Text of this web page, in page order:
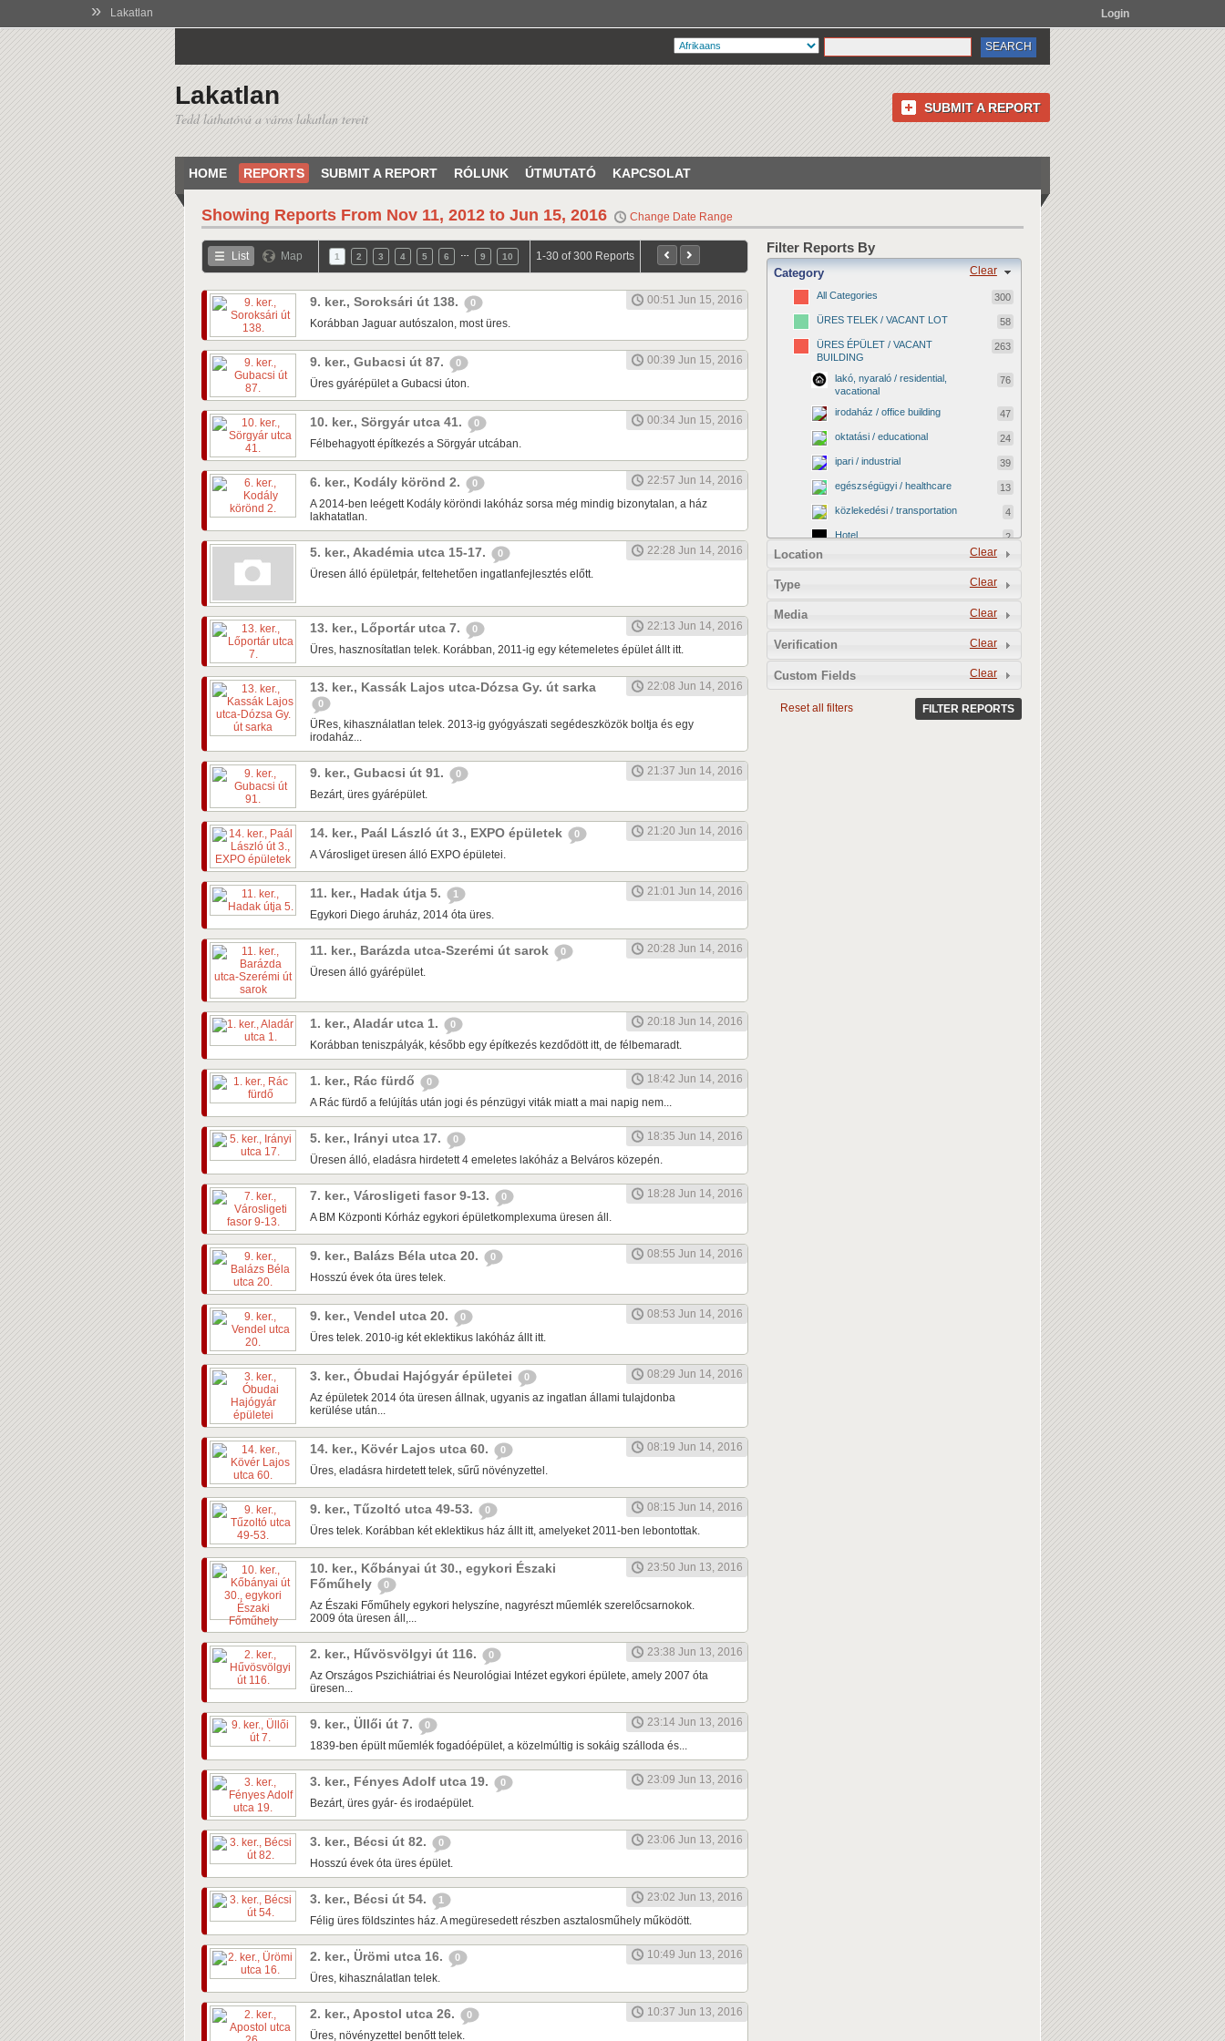
» Lakatlan Login
Lakatlan
Tedd láthatóvá a város lakatlan tereit
SUBMIT A REPORT
HOME REPORTS SUBMIT A REPORT RÓLUNK ÚTMUTATÓ KAPCSOLAT
Showing Reports From Nov 11, 2012 to Jun 15, 2016 Change Date Range
List Map 1 2 3 4 5 6 9 10 1-30 of 300 Reports
9. ker., Soroksári út 138. 0
00:51 Jun 15, 2016
Korábban Jaguar autószalon, most üres.
9. ker., Gubacsi út 87. 0
00:39 Jun 15, 2016
Üres gyárépület a Gubacsi úton.
10. ker., Sörgyár utca 41. 0
00:34 Jun 15, 2016
Félbehagyott építkezés a Sörgyár utcában.
6. ker., Kodály körönd 2. 0
22:57 Jun 14, 2016
A 2014-ben leégett Kodály köröndi lakóház sorsa még mindig bizonytalan, a ház
lakhatatlan.
5. ker., Akadémia utca 15-17. 0
22:28 Jun 14, 2016
Üresen álló épületpár, feltehetően ingatlanfejlesztés előtt.
13. ker., Lőportár utca 7. 0
22:13 Jun 14, 2016
Üres, hasznosítatlan telek. Korábban, 2011-ig egy kétemeletes épület állt itt.
13. ker., Kassák Lajos utca-Dózsa Gy. út sarka
0
22:08 Jun 14, 2016
ÜRes, kihasználatlan telek. 2013-ig gyógyászati segédeszközök boltja és egy
irodaház...
9. ker., Gubacsi út 91. 0
21:37 Jun 14, 2016
Bezárt, üres gyárépület.
14. ker., Paál László út 3., EXPO épületek 0
21:20 Jun 14, 2016
A Városliget üresen álló EXPO épületei.
11. ker., Hadak útja 5. 1
21:01 Jun 14, 2016
Egykori Diego áruház, 2014 óta üres.
11. ker., Barázda utca-Szerémi út sarok 0
20:28 Jun 14, 2016
Üresen álló gyárépület.
1. ker., Aladár utca 1. 0
20:18 Jun 14, 2016
Korábban teniszpályák, később egy építkezés kezdődött itt, de félbemaradt.
1. ker., Rác fürdő 0
18:42 Jun 14, 2016
A Rác fürdő a felújítás után jogi és pénzügyi viták miatt a mai napig nem...
5. ker., Irányi utca 17. 0
18:35 Jun 14, 2016
Üresen álló, eladásra hirdetett 4 emeletes lakóház a Belváros közepén.
7. ker., Városligeti fasor 9-13. 0
18:28 Jun 14, 2016
A BM Központi Kórház egykori épületkomplexuma üresen áll.
9. ker., Balázs Béla utca 20. 0
08:55 Jun 14, 2016
Hosszú évek óta üres telek.
9. ker., Vendel utca 20. 0
08:53 Jun 14, 2016
Üres telek. 2010-ig két eklektikus lakóház állt itt.
3. ker., Óbudai Hajógyár épületei 0
08:29 Jun 14, 2016
Az épületek 2014 óta üresen állnak, ugyanis az ingatlan állami tulajdonba
kerülése után...
14. ker., Kövér Lajos utca 60. 0
08:19 Jun 14, 2016
Üres, eladásra hirdetett telek, sűrű növényzettel.
9. ker., Tűzoltó utca 49-53. 0
08:15 Jun 14, 2016
Üres telek. Korábban két eklektikus ház állt itt, amelyeket 2011-ben lebontottak.
10. ker., Kőbányai út 30., egykori Északi
Főműhely
0
23:50 Jun 13, 2016
Az Északi Főműhely egykori helyszíne, nagyrészt műemlék szerelőcsarnokok.
2009 óta üresen áll,...
2. ker., Hűvösvölgyi út 116. 0
23:38 Jun 13, 2016
Az Országos Pszichiátriai és Neurológiai Intézet egykori épülete, amely 2007 óta
üresen...
9. ker., Üllői út 7. 0
23:14 Jun 13, 2016
1839-ben épült műemlék fogadóépület, a közelmúltig is sokáig szálloda és...
3. ker., Fényes Adolf utca 19. 0
23:09 Jun 13, 2016
Bezárt, üres gyár- és irodaépület.
3. ker., Bécsi út 82. 0
23:06 Jun 13, 2016
Hosszú évek óta üres épület.
3. ker., Bécsi út 54. 1
23:02 Jun 13, 2016
Félig üres földszintes ház. A megüresedett részben asztalosműhely működött.
2. ker., Ürömi utca 16. 0
10:49 Jun 13, 2016
Üres, kihasználatlan telek.
2. ker., Apostol utca 26. 0
10:37 Jun 13, 2016
Üres, növényzettel benőtt telek.
Filter Reports By
Clear
Category
All Categories 300
ÜRES TELEK / VACANT LOT 58
ÜRES ÉPÜLET / VACANT
BUILDING
263
lakó, nyaraló / residential,
vacational
76
irodaház / office building 47
oktatási / educational 24
ipari / industrial 39
egészségügyi / healthcare 13
közlekedési / transportation 4
Hotel 2
2
0
kereskedelmi / commercial
egyéb / other 12
kulturális / cultural
BEFEJEZETLEN ÉPÜLET /
UNFINISHED BUILDING
13
Clear
Location
Clear
Type
Clear
Media
Clear
Verification
Clear
Custom Fields
Reset all filters FILTER REPORTS